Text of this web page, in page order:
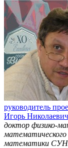
руководитель
Игорь
доктор физико-
математики